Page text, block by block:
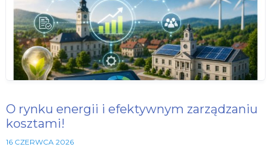
O rynku energii i efektywnym zarządzaniu
kosztami!
16 CZERWCA 2026